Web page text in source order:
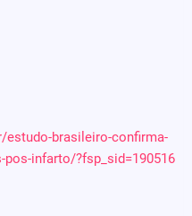
brasileiro-confirma-
infarto/?fsp_sid=190516